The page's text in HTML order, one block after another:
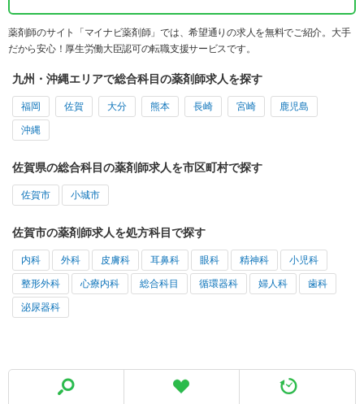
薬剤師のサイト「マイナビ薬剤師」では、希望通りの求人を無料でご紹介。大手
だから安心！厚生労働大臣認可の転職支援サービスです。
九州・沖縄エリアで総合科目の薬剤師求人を探す
福岡 佐賀 大分 熊本 長崎 宮崎 鹿児島
沖縄
佐賀県の総合科目の薬剤師求人を市区町村で探す
佐賀市 小城市
佐賀市の薬剤師求人を処方科目で探す
内科 外科 皮膚科 耳鼻科 眼科 精神科 小児科
整形外科 心療内科 総合科目 循環器科 婦人科 歯科
泌尿器科